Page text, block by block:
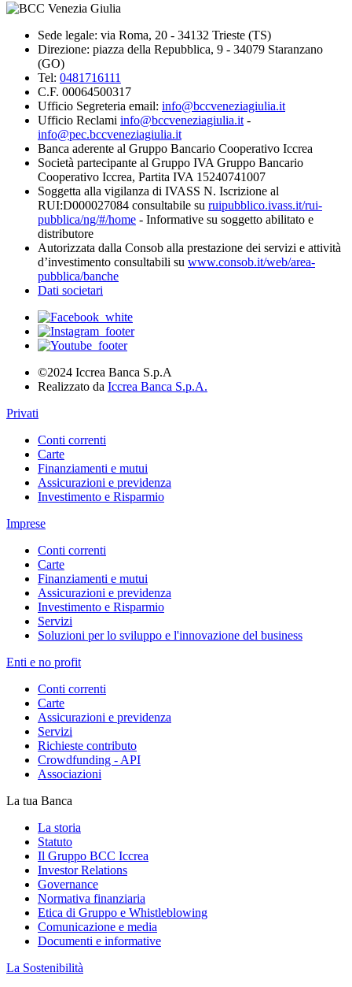
Sede legale: via Roma, 20 - 34132 Trieste (TS)
Direzione: piazza della Repubblica, 9 - 34079 Staranzano
(GO)
Tel: 0481716111
C.F. 00064500317
Ufficio Segreteria email: info@bccveneziagiulia.it
Ufficio Reclami info@bccveneziagiulia.it -
info@pec.bccveneziagiulia.it
Banca aderente al Gruppo Bancario Cooperativo Iccrea
Società partecipante al Gruppo IVA Gruppo Bancario
Cooperativo Iccrea, Partita IVA 15240741007
Soggetta alla vigilanza di IVASS N. Iscrizione al
RUI:D000027084 consultabile su ruipubblico.ivass.it/rui-
pubblica/ng/#/home - Informative su soggetto abilitato e
distributore
Autorizzata dalla Consob alla prestazione dei servizi e attività
d’investimento consultabili su www.consob.it/web/area-
pubblica/banche
Dati societari
©2024 Iccrea Banca S.p.A
Realizzato da Iccrea Banca S.p.A.
Privati
Conti correnti
Carte
Finanziamenti e mutui
Assicurazioni e previdenza
Investimento e Risparmio
Imprese
Conti correnti
Carte
Finanziamenti e mutui
Assicurazioni e previdenza
Investimento e Risparmio
Servizi
Soluzioni per lo sviluppo e l'innovazione del business
Enti e no profit
Conti correnti
Carte
Assicurazioni e previdenza
Servizi
Richieste contributo
Crowdfunding - API
Associazioni
La tua Banca
La storia
Statuto
Il Gruppo BCC Iccrea
Investor Relations
Governance
Normativa finanziaria
Etica di Gruppo e Whistleblowing
Comunicazione e media
Documenti e informative
La Sostenibilità